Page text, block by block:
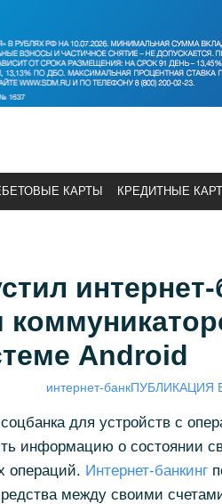
КАРТЫ КРЕДИТНЫЕ
интернет-
Android
интернет-банкПУБЛИКАЦИЯ
для устройств с
информацию о состоянии
операций. Интернет-банкинг
между своими